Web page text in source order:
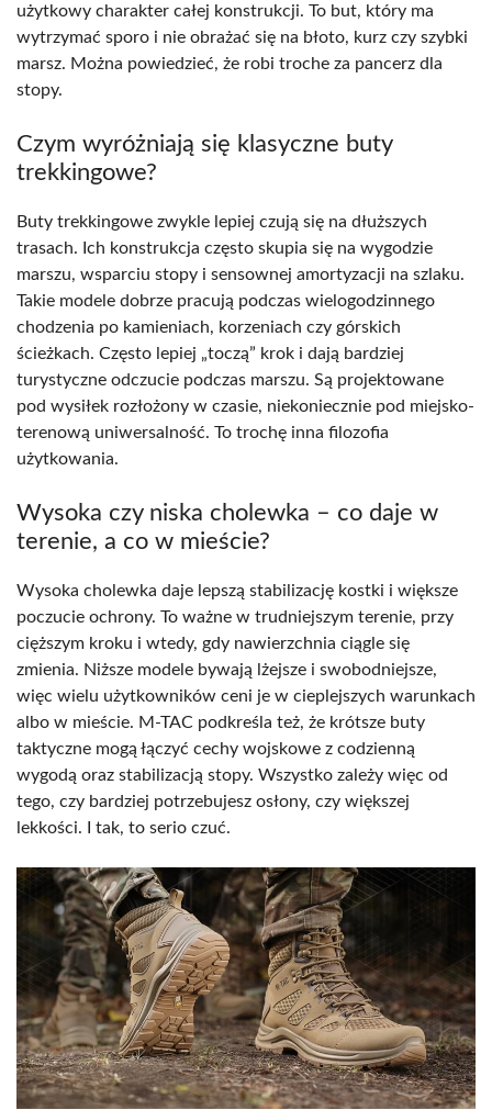
użytkowy charakter całej konstrukcji. To but, który ma
wytrzymać sporo i nie obrażać się na błoto, kurz czy szybki
marsz. Można powiedzieć, że robi troche za pancerz dla
stopy.
Czym wyróżniają się klasyczne buty
trekkingowe?
Buty trekkingowe zwykle lepiej czują się na dłuższych
trasach. Ich konstrukcja często skupia się na wygodzie
marszu, wsparciu stopy i sensownej amortyzacji na szlaku.
Takie modele dobrze pracują podczas wielogodzinnego
chodzenia po kamieniach, korzeniach czy górskich
ścieżkach. Często lepiej „toczą” krok i dają bardziej
turystyczne odczucie podczas marszu. Są projektowane
pod wysiłek rozłożony w czasie, niekoniecznie pod miejsko-
terenową uniwersalność. To trochę inna filozofia
użytkowania.
Wysoka czy niska cholewka – co daje w
terenie, a co w mieście?
Wysoka cholewka daje lepszą stabilizację kostki i większe
poczucie ochrony. To ważne w trudniejszym terenie, przy
cięższym kroku i wtedy, gdy nawierzchnia ciągle się
zmienia. Niższe modele bywają lżejsze i swobodniejsze,
więc wielu użytkowników ceni je w cieplejszych warunkach
albo w mieście. M-TAC podkreśla też, że krótsze buty
taktyczne mogą łączyć cechy wojskowe z codzienną
wygodą oraz stabilizacją stopy. Wszystko zależy więc od
tego, czy bardziej potrzebujesz osłony, czy większej
lekkości. I tak, to serio czuć.